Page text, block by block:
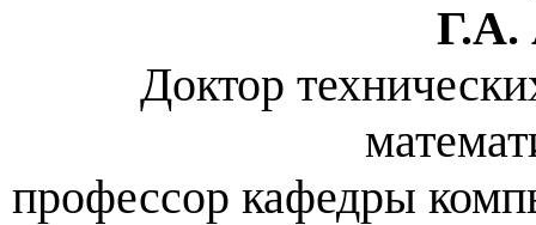
Г.А.
Доктор
профессор кафедры